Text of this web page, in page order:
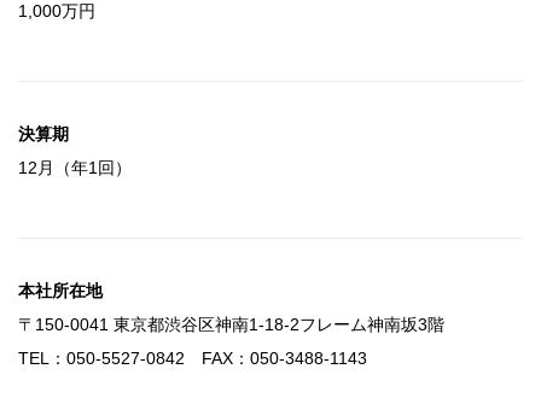
1,000万円
決算期
12月（年1回）
本社所在地
〒150-0041 東京都渋谷区神南1-18-2フレーム神南坂3階
TEL：050-5527-0842 FAX：050-3488-1143